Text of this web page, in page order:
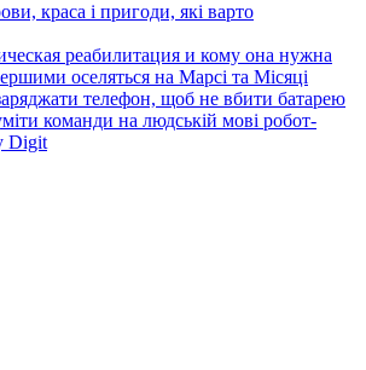
краса і пригоди, які варто
реабилитация и кому она нужна
оселяться на Марсі та Місяці
телефон, щоб не вбити батарею
команди на людській мові робот-
Digit